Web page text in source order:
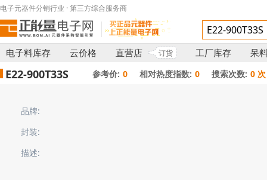
电子元器件分销行业 · 第三方综合服务商
电子料库存 云价格 直营店 订货 工厂库存 呆
E22-900T33S 参考价: 0 相对热度指数: 0 搜索次数: 0 次
品牌:
封装:
描述: